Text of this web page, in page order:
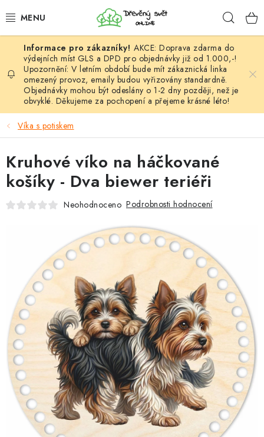
na
HÁČKOVÁNÍ
VYPLÉTÁNÍ
PŘÍZE
DOPLŇKY
TVOŘENÍ
GALANTERIE A LÁTKY
VELKOOBCHOD
Doprava a platba Vrácení zboží a reklamace
Časté otázky
Kontakt
Moje objednávka
Obchodní podmínky
Ochrana osobních údajů
Hodnocení obchodu
Oblíbené produkty
Věrnostní program
AKCE: Doprava zdarma do
výdejních míst GLS a DPD pro objednávky již od 1.000,-!
Upozornění: V letním období bude mít zákaznická linka
omezený provoz, emaily budou vyřizovány standardně.
Objednávky mohou být odeslány o 1-2 dny později, než je
obvyklé. Děkujeme za pochopení a přejeme krásné léto!
Víka s potiskem
Kruhové víko na háčkované
košíky - Dva biewer teriéři
Neohodnoceno Podrobnosti hodnocení